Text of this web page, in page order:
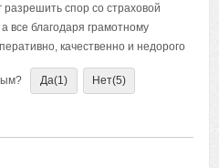
спор со страховой
все благодаря грамотному
качественно и недорого
Да(1) Нет(5)